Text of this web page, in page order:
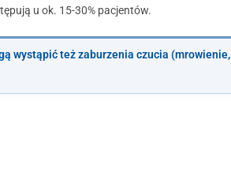
u ok. 15-30% pacjentów.
wystąpić też zaburzenia czucia (mrowienie,